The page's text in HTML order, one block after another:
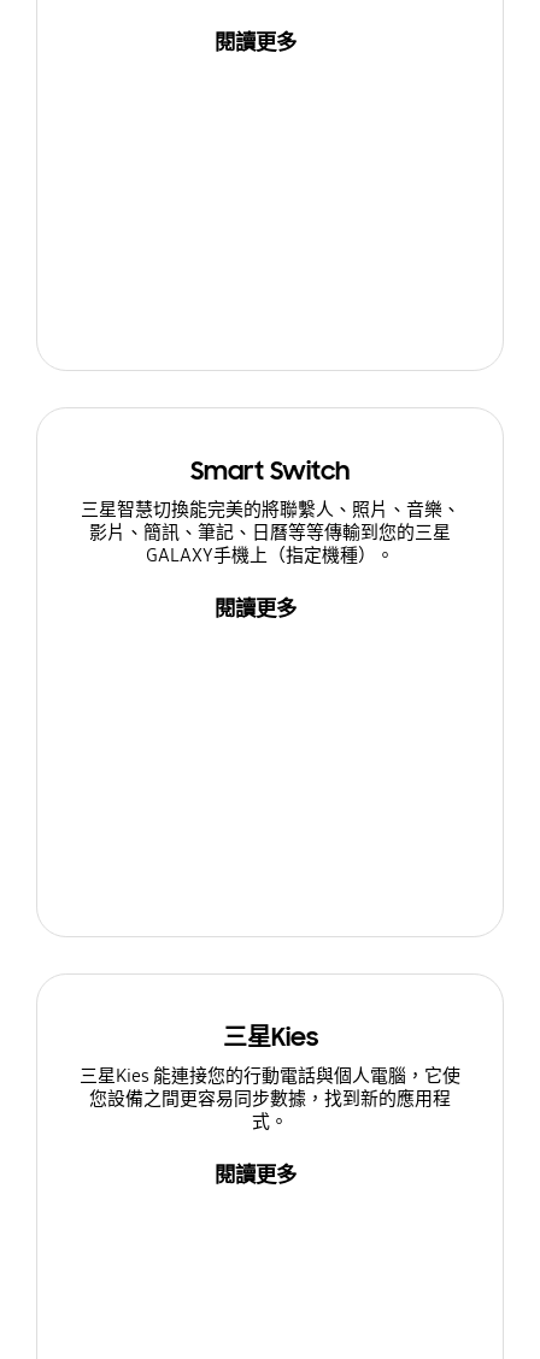
閱讀更多
Smart Switch
三星智慧切換能完美的將聯繫人、照片、音樂、
影片、簡訊、筆記、日曆等等傳輸到您的三星
GALAXY手機上（指定機種）。
閱讀更多
三星Kies
三星Kies 能連接您的行動電話與個人電腦，它使
您設備之間更容易同步數據，找到新的應用程
式。
閱讀更多